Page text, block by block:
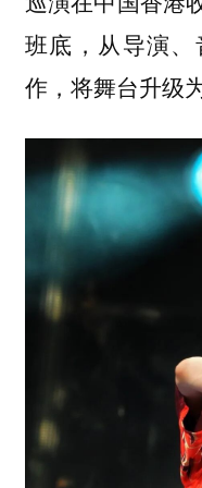
班底，从导演
作，将舞台升级